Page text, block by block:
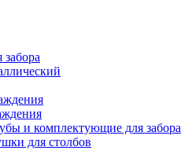
и комплектующие для забора
для столбов